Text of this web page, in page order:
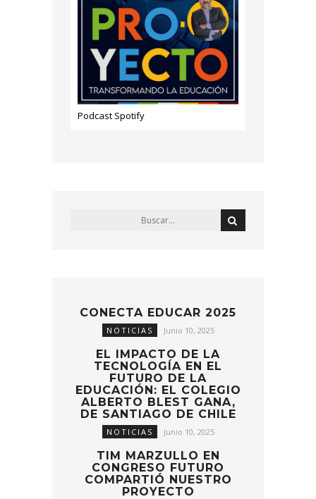
Podcast Spotify
CONECTA EDUCAR 2025
NOTICIAS Junio 10, 2025
EL IMPACTO DE LA
TECNOLOGÍA EN EL
FUTURO DE LA
EDUCACIÓN: EL COLEGIO
ALBERTO BLEST GANA,
DE SANTIAGO DE CHILE
NOTICIAS Junio 10, 2025
TIM MARZULLO EN
CONGRESO FUTURO
COMPARTIÓ NUESTRO
PROYECTO